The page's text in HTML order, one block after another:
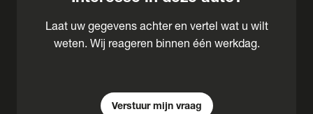
Laat uw gegevens achter en vertel wat u wilt
weten. Wij reageren binnen één werkdag.
Verstuur mijn vraag